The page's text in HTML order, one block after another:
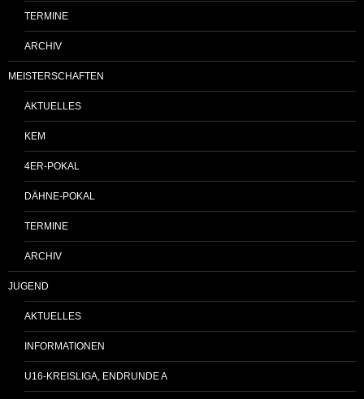
TERMINE
ARCHIV
MEISTERSCHAFTEN
AKTUELLES
KEM
4ER-POKAL
DÄHNE-POKAL
TERMINE
ARCHIV
JUGEND
AKTUELLES
INFORMATIONEN
U16-KREISLIGA, ENDRUNDE A